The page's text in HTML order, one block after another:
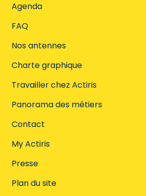
Agenda
FAQ
Nos antennes
Charte graphique
Travailler chez Actiris
Panorama des métiers
Contact
My Actiris
Presse
Plan du site